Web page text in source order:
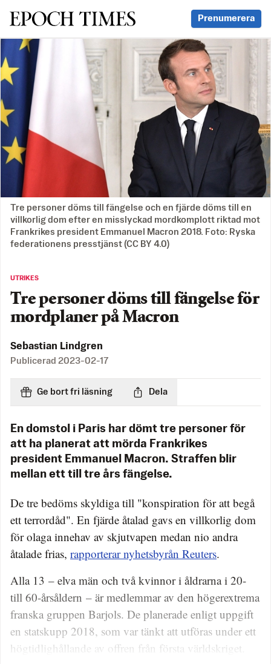
Svenska Epoch Times Prenumerera
Tre personer döms till fängelse och en fjärde döms till en
villkorlig dom efter en misslyckad mordkomplott riktad mot
Frankrikes president Emmanuel Macron 2018. Foto: Ryska
federationens presstjänst (CC BY 4.0)
UTRIKES
Tre personer döms till fängelse för
mordplaner på Macron
Sebastian Lindgren
Publicerad 2023-02-17
Ge bort fri läsning Dela
En domstol i Paris har dömt tre personer för
att ha planerat att mörda Frankrikes
president Emmanuel Macron. Straffen blir
mellan ett till tre års fängelse.
De tre bedöms skyldiga till "konspiration för att begå
ett terrordåd". En fjärde åtalad gavs en villkorlig dom
för olaga innehav av skjutvapen medan nio andra
åtalade frias, rapporterar nyhetsbyrån Reuters.
Alla 13 – elva män och två kvinnor i åldrarna i 20-
till 60-årsåldern – är medlemmar av den högerextrema
franska gruppen Barjols. De planerade enligt uppgift
en statskupp 2018, som var tänkt att utföras under ett
högtidlighållande av offren från första världskriget.